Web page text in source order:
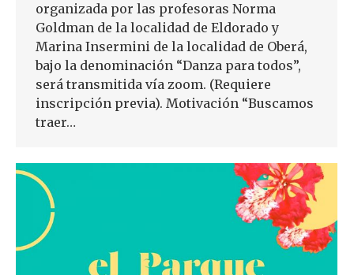
organizada por las profesoras Norma
Goldman de la localidad de Eldorado y
Marina Insermini de la localidad de Oberá,
bajo la denominación “Danza para todos”,
será transmitida vía zoom. (Requiere
inscripción previa). Motivación “Buscamos
traer…